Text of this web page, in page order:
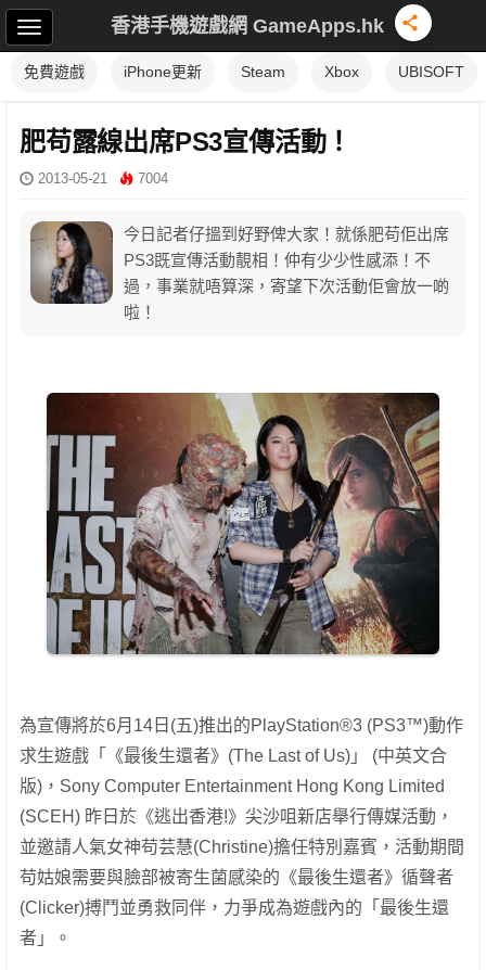
香港手機遊戲網 GameApps.hk
免費遊戲 iPhone更新 Steam Xbox UBISOFT
肥苟露線出席PS3宣傳活動！
2013-05-21 7004
今日記者仔搵到好野俾大家！就係肥苟佢出席
PS3既宣傳活動靚相！仲有少少性感添！不
過，事業就唔算深，寄望下次活動佢會放一啲
啦！
為宣傳將於6月14日(五)推出的PlayStation®3 (PS3™)動作
求生遊戲「《最後生還者》(The Last of Us)」 (中英文合
版)，Sony Computer Entertainment Hong Kong Limited
(SCEH) 昨日於《逃出香港!》尖沙咀新店舉行傳媒活動，
並邀請人氣女神苟芸慧(Christine)擔任特別嘉賓，活動期間
苟姑娘需要與臉部被寄生菌感染的《最後生還者》循聲者
(Clicker)搏鬥並勇救同伴，力爭成為遊戲內的「最後生還
者」。